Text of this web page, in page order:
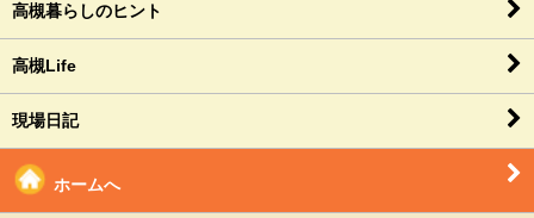
高槻暮らしのヒント
高槻Life
現場日記
ホームへ